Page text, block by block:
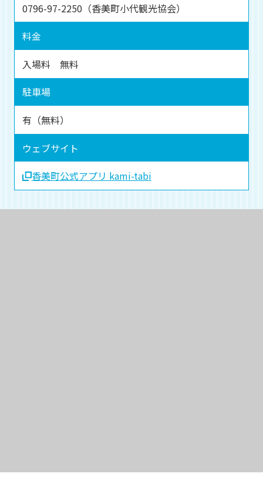
0796-97-2250（香美町小代観光協会）
料金
入場料 無料
駐車場
有（無料）
ウェブサイト
香美町公式アプリ kami-tabi